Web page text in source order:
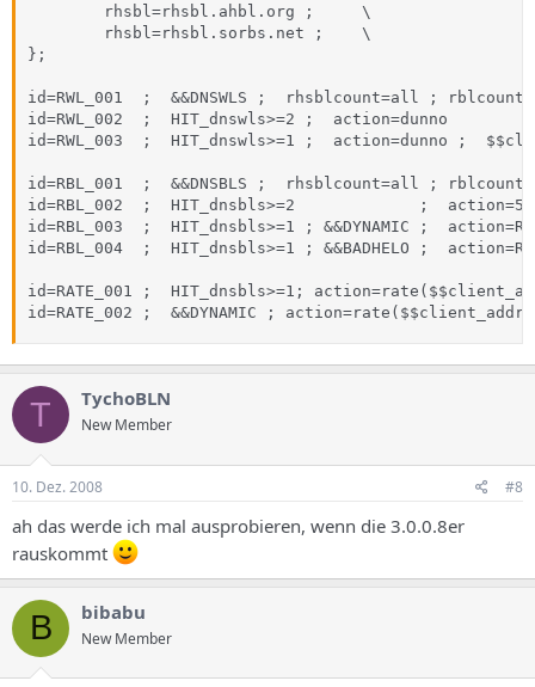
        rhsbl=rhsbl.ahbl.org ;     \
        rhsbl=rhsbl.sorbs.net ;    \
};
id=RWL_001  ;  &&DNSWLS ;  rhsblcount=all ;
id=RWL_002  ;  HIT_dnswls>=2 ;  action=dunno
id=RWL_003  ;  HIT_dnswls>=1 ;  action=dunno ;
id=RBL_001  ;  &&DNSBLS ;  rhsblcount=all ;
id=RBL_002  ;  HIT_dnsbls>=2             ;
id=RBL_003  ;  HIT_dnsbls>=1 ; &&DYNAMIC ;
id=RBL_004  ;  HIT_dnsbls>=1 ; &&BADHELO ;
id=RATE_001 ;  HIT_dnsbls>=1;
id=RATE_002 ;  &&DYNAMIC ;
T TychoBLN
New Member
10. Dez. 2008 #8
ah das werde ich mal ausprobieren, wenn die 3.0.0.8er
rauskommt
B bibabu
New Member